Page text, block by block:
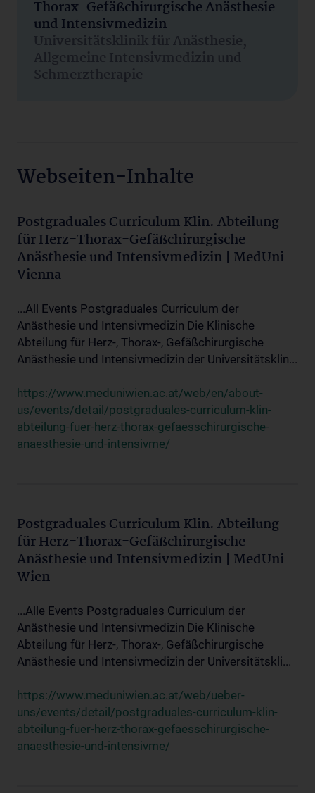
Thorax-Gefäßchirurgische Anästhesie
und Intensivmedizin
Universitätsklinik für Anästhesie,
Allgemeine Intensivmedizin und
Schmerztherapie
Webseiten-Inhalte
Postgraduales Curriculum Klin. Abteilung
für Herz-Thorax-Gefäßchirurgische
Anästhesie und Intensivmedizin | MedUni
Vienna
...All Events Postgraduales Curriculum der
Anästhesie und Intensivmedizin Die Klinische
Abteilung für Herz-, Thorax-, Gefäßchirurgische
Anästhesie und Intensivmedizin der Universitätsklin...
https://www.meduniwien.ac.at/web/en/about-
us/events/detail/postgraduales-curriculum-klin-
abteilung-fuer-herz-thorax-gefaesschirurgische-
anaesthesie-und-intensivme/
Postgraduales Curriculum Klin. Abteilung
für Herz-Thorax-Gefäßchirurgische
Anästhesie und Intensivmedizin | MedUni
Wien
...Alle Events Postgraduales Curriculum der
Anästhesie und Intensivmedizin Die Klinische
Abteilung für Herz-, Thorax-, Gefäßchirurgische
Anästhesie und Intensivmedizin der Universitätskli...
https://www.meduniwien.ac.at/web/ueber-
uns/events/detail/postgraduales-curriculum-klin-
abteilung-fuer-herz-thorax-gefaesschirurgische-
anaesthesie-und-intensivme/